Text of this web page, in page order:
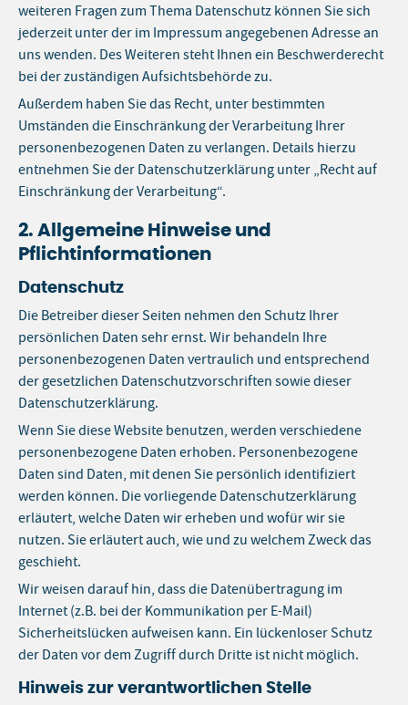
weiteren Fragen zum Thema Datenschutz können Sie sich
jederzeit unter der im Impressum angegebenen Adresse an
uns wenden. Des Weiteren steht Ihnen ein Beschwerderecht
bei der zuständigen Aufsichtsbehörde zu.
Außerdem haben Sie das Recht, unter bestimmten
Umständen die Einschränkung der Verarbeitung Ihrer
personenbezogenen Daten zu verlangen. Details hierzu
entnehmen Sie der Datenschutzerklärung unter „Recht auf
Einschränkung der Verarbeitung“.
2. Allgemeine Hinweise und
Pflichtinformationen
Datenschutz
Die Betreiber dieser Seiten nehmen den Schutz Ihrer
persönlichen Daten sehr ernst. Wir behandeln Ihre
personenbezogenen Daten vertraulich und entsprechend
der gesetzlichen Datenschutzvorschriften sowie dieser
Datenschutzerklärung.
Wenn Sie diese Website benutzen, werden verschiedene
personenbezogene Daten erhoben. Personenbezogene
Daten sind Daten, mit denen Sie persönlich identifiziert
werden können. Die vorliegende Datenschutzerklärung
erläutert, welche Daten wir erheben und wofür wir sie
nutzen. Sie erläutert auch, wie und zu welchem Zweck das
geschieht.
Wir weisen darauf hin, dass die Datenübertragung im
Internet (z.B. bei der Kommunikation per E-Mail)
Sicherheitslücken aufweisen kann. Ein lückenloser Schutz
der Daten vor dem Zugriff durch Dritte ist nicht möglich.
Hinweis zur verantwortlichen Stelle